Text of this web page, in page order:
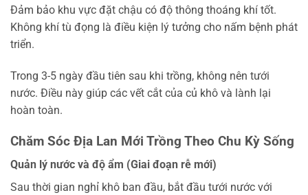
Đảm bảo khu vực đặt chậu có độ thông thoáng khí tốt.
Không khí tù đọng là điều kiện lý tưởng cho nấm bệnh phát
triển.
Trong 3-5 ngày đầu tiên sau khi trồng, không nên tưới
nước. Điều này giúp các vết cắt của củ khô và lành lại
hoàn toàn.
Chăm Sóc Địa Lan Mới Trồng Theo Chu Kỳ Sống
Quản lý nước và độ ẩm (Giai đoạn rễ mới)
Sau thời gian nghỉ khô ban đầu, bắt đầu tưới nước với